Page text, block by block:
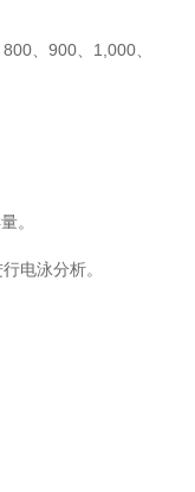
800、900、1,000、
。
电泳分析。